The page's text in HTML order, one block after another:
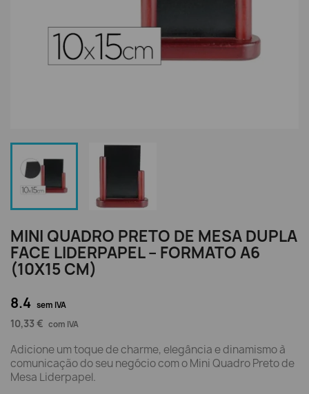
MINI QUADRO PRETO DE MESA DUPLA
FACE LIDERPAPEL – FORMATO A6
(10X15 CM)
8.4 sem IVA
10,33 € com IVA
Adicione um toque de charme, elegância e dinamismo à
comunicação do seu negócio com o Mini Quadro Preto de
Mesa Liderpapel.